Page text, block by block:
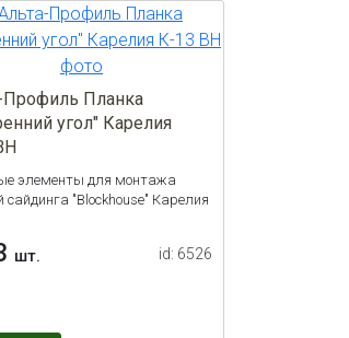
Профиль Планка
угол" Карелия
элементы для монтажа
сайдинга "Blockhouse" Карелия
шт. id: 6526